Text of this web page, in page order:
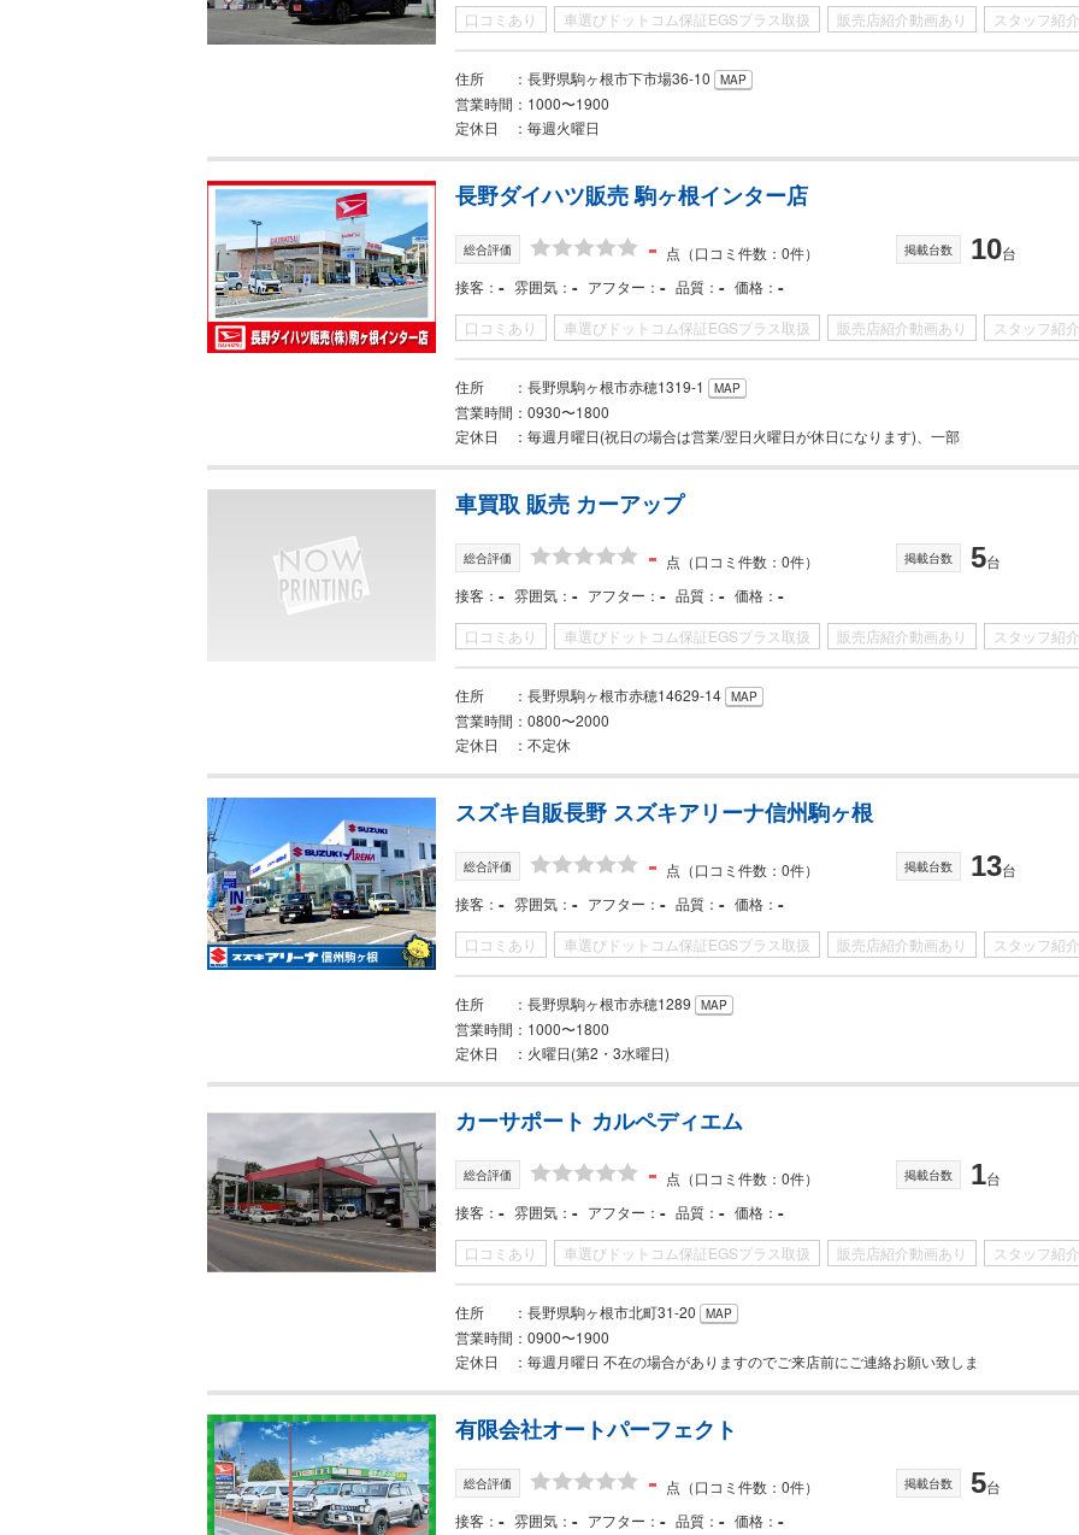
口コミあり 車選びドットコム保証EGSプラス取扱 販売店紹介動画あり スタッフ紹
住所 長野県駒ヶ根市下市場36-10 MAP
営業時間
1000〜1900
定休日
毎週火曜日
長野ダイハツ販売 駒ヶ根インター店
総合評価 - 点 （口コミ件数：0件）
接客
- 雰囲気 - アフター - 品質 - 価格 -
掲載台数 10台
口コミあり 車選びドットコム保証EGSプラス取扱 販売店紹介動画あり スタッフ紹
住所 長野県駒ヶ根市赤穂1319-1 MAP
営業時間
0930〜1800
定休日
毎週月曜日(祝日の場合は営業/翌日火曜日が休日になります)、一部
車買取 販売 カーアップ
総合評価 - 点 （口コミ件数：0件）
接客
- 雰囲気 - アフター - 品質 - 価格 -
掲載台数 5台
口コミあり 車選びドットコム保証EGSプラス取扱 販売店紹介動画あり スタッフ紹
住所 長野県駒ヶ根市赤穂14629-14 MAP
営業時間
0800〜2000
定休日
不定休
スズキ自販長野 スズキアリーナ信州駒ヶ根
総合評価 - 点 （口コミ件数：0件）
接客
- 雰囲気 - アフター - 品質 - 価格 -
掲載台数 13台
口コミあり 車選びドットコム保証EGSプラス取扱 販売店紹介動画あり スタッフ紹
住所 長野県駒ヶ根市赤穂1289 MAP
営業時間
1000〜1800
定休日
火曜日(第2・3水曜日)
カーサポート カルペディエム
総合評価 - 点 （口コミ件数：0件）
接客
- 雰囲気 - アフター - 品質 - 価格 -
掲載台数 1台
口コミあり 車選びドットコム保証EGSプラス取扱 販売店紹介動画あり スタッフ紹
住所 長野県駒ヶ根市北町31-20 MAP
営業時間
0900〜1900
定休日
毎週月曜日 不在の場合がありますのでご来店前にご連絡お願い致しま
有限会社オートパーフェクト
総合評価 - 点 （口コミ件数：0件）
接客
- 雰囲気 - アフター - 品質 - 価格 -
掲載台数 5台